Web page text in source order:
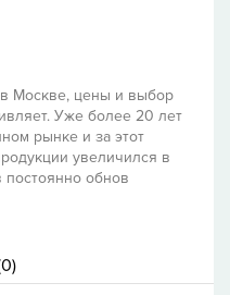
в Москве, цены и выбор
Уже более 20 лет
рынке и за этот
увеличился в
постоянно обнов
0)